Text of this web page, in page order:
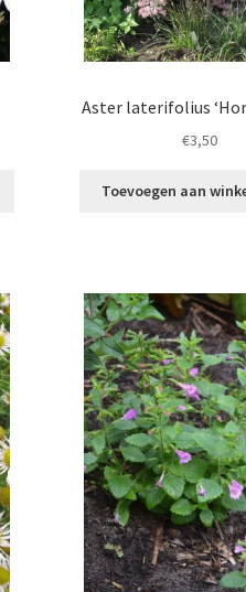
Aster laterifolius
€3,50
Toevoegen aan